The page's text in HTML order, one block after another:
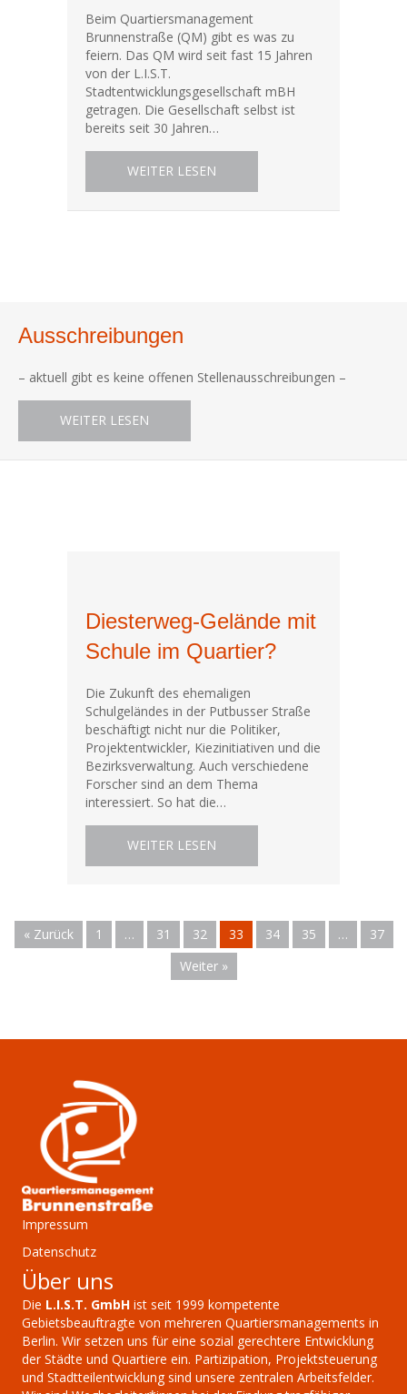
Beim Quartiersmanagement
Brunnenstraße (QM) gibt es was zu
feiern. Das QM wird seit fast 15 Jahren
von der L.I.S.T.
Stadtentwicklungsgesellschaft mBH
getragen. Die Gesellschaft selbst ist
bereits seit 30 Jahren…
WEITER LESEN
Ausschreibungen
– aktuell gibt es keine offenen Stellenausschreibungen –
WEITER LESEN
Diesterweg-Gelände mit
Schule im Quartier?
Die Zukunft des ehemaligen
Schulgeländes in der Putbusser Straße
beschäftigt nicht nur die Politiker,
Projektentwickler, Kiezinitiativen und die
Bezirksverwaltung. Auch verschiedene
Forscher sind an dem Thema
interessiert. So hat die…
WEITER LESEN
« Zurück 1 … 31 32 33 34 35 …
37
Weiter »
Impressum
Datenschutz
Über uns
Die L.I.S.T. GmbH ist seit 1999 kompetente
Gebietsbeauftragte von mehreren Quartiersmanagements in
Berlin. Wir setzen uns für eine sozial gerechtere Entwicklung
der Städte und Quartiere ein. Partizipation, Projektsteuerung
und Stadtteilentwicklung sind unsere zentralen Arbeitsfelder.